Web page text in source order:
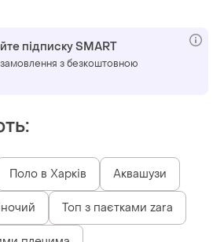
підписку SMART
з безкоштовною
Поло в Харків Аквашузи
Топ з паєтками zara